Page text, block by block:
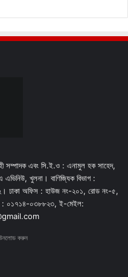
সম্পাদক এবং সি.ই.ও : এনামুল হক সাহেদ,
এভিনিউ, খুলনা। বাণিজ্যিক বিভাগ :
ঢাকা অফিস : হাউজ নং-২০১, রোড নং-৫,
: ০১৭১৪-০৩৮৮২৩, ই-মেইল:
করুন